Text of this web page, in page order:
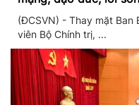
thống giáo dục quốc
(ĐCSVN) - Thay mặt Ban
viên Bộ Chính trị, ...